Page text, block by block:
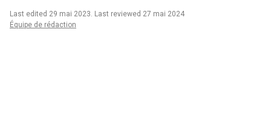
Last edited 29 mai 2023. Last reviewed 27 mai 2024
Équipe de rédaction